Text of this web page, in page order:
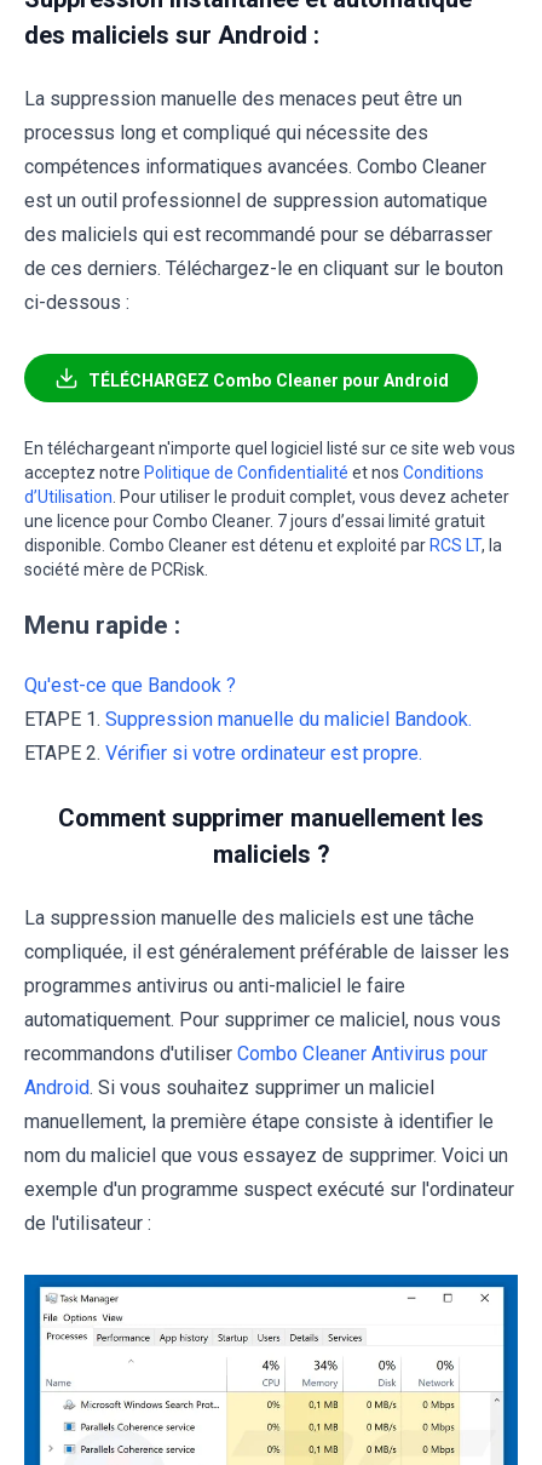
des maliciels sur Android :
La suppression manuelle des menaces peut être un
processus long et compliqué qui nécessite des
compétences informatiques avancées. Combo Cleaner
est un outil professionnel de suppression automatique
des maliciels qui est recommandé pour se débarrasser
de ces derniers. Téléchargez-le en cliquant sur le bouton
ci-dessous :
TÉLÉCHARGEZ Combo Cleaner pour Android
En téléchargeant n'importe quel logiciel listé sur ce site web vous
acceptez notre Politique de Confidentialité et nos Conditions
d’Utilisation. Pour utiliser le produit complet, vous devez acheter
une licence pour Combo Cleaner. 7 jours d’essai limité gratuit
disponible. Combo Cleaner est détenu et exploité par RCS LT, la
société mère de PCRisk.
Menu rapide :
Qu'est-ce que Bandook ?
ETAPE 1. Suppression manuelle du maliciel Bandook.
ETAPE 2. Vérifier si votre ordinateur est propre.
Comment supprimer manuellement les
maliciels ?
La suppression manuelle des maliciels est une tâche
compliquée, il est généralement préférable de laisser les
programmes antivirus ou anti-maliciel le faire
automatiquement. Pour supprimer ce maliciel, nous vous
recommandons d'utiliser Combo Cleaner Antivirus pour
Android. Si vous souhaitez supprimer un maliciel
manuellement, la première étape consiste à identifier le
nom du maliciel que vous essayez de supprimer. Voici un
exemple d'un programme suspect exécuté sur l'ordinateur
de l'utilisateur :